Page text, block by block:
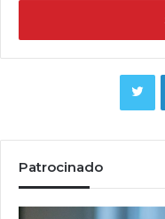
Patrocinado